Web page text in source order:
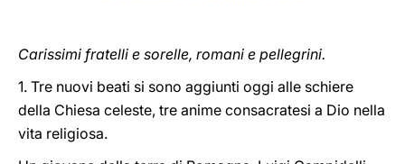
Carissimi fratelli e sorelle, romani e pellegrini.
1. Tre nuovi beati si sono aggiunti oggi alle schiere
della Chiesa celeste, tre anime consacratesi a Dio nella
vita religiosa.